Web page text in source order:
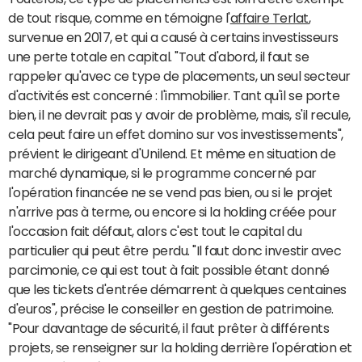
de tout risque, comme en témoigne l'affaire Terlat,
survenue en 2017, et qui a causé à certains investisseurs
une perte totale en capital. "Tout d'abord, il faut se
rappeler qu'avec ce type de placements, un seul secteur
d'activités est concerné : l'immobilier. Tant qu'il se porte
bien, il ne devrait pas y avoir de problème, mais, s'il recule,
cela peut faire un effet domino sur vos investissements",
prévient le dirigeant d'Unilend. Et même en situation de
marché dynamique, si le programme concerné par
l'opération financée ne se vend pas bien, ou si le projet
n'arrive pas à terme, ou encore si la holding créée pour
l'occasion fait défaut, alors c'est tout le capital du
particulier qui peut être perdu. "Il faut donc investir avec
parcimonie, ce qui est tout à fait possible étant donné
que les tickets d'entrée démarrent à quelques centaines
d'euros", précise le conseiller en gestion de patrimoine.
"Pour davantage de sécurité, il faut prêter à différents
projets, se renseigner sur la holding derrière l'opération et